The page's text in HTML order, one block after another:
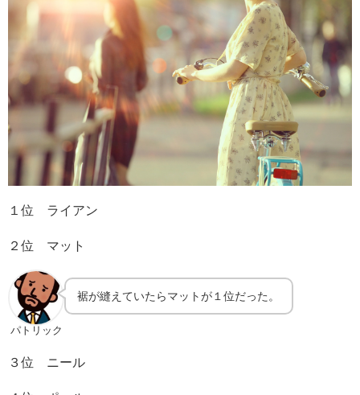
１位 ライアン
２位 マット
パトリック
裾が縫えていたらマットが１位だった。
３位 ニール